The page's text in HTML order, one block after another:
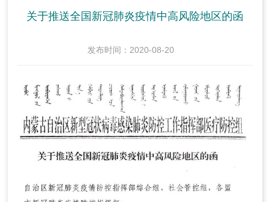
关于推送全国新冠肺炎疫情中高风险地区的函
发布时间：2020-08-20